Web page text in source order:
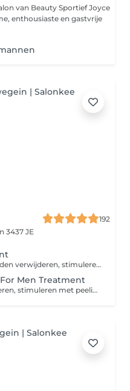
van Beauty Sportief Joyce
enthousiaste en gastvrije
192
3437 JE
Reinigen van de huid, onzuiverheden verwijderen, stimuleren met peeling/scrub, masker, herstellen en beschermen van de huid
Men Treatment
Reinigen, onzuiverheden verwijderen, stimuleren met peeling en scrub, klassieke massage, masker, herstellen en beschermen van de huid.